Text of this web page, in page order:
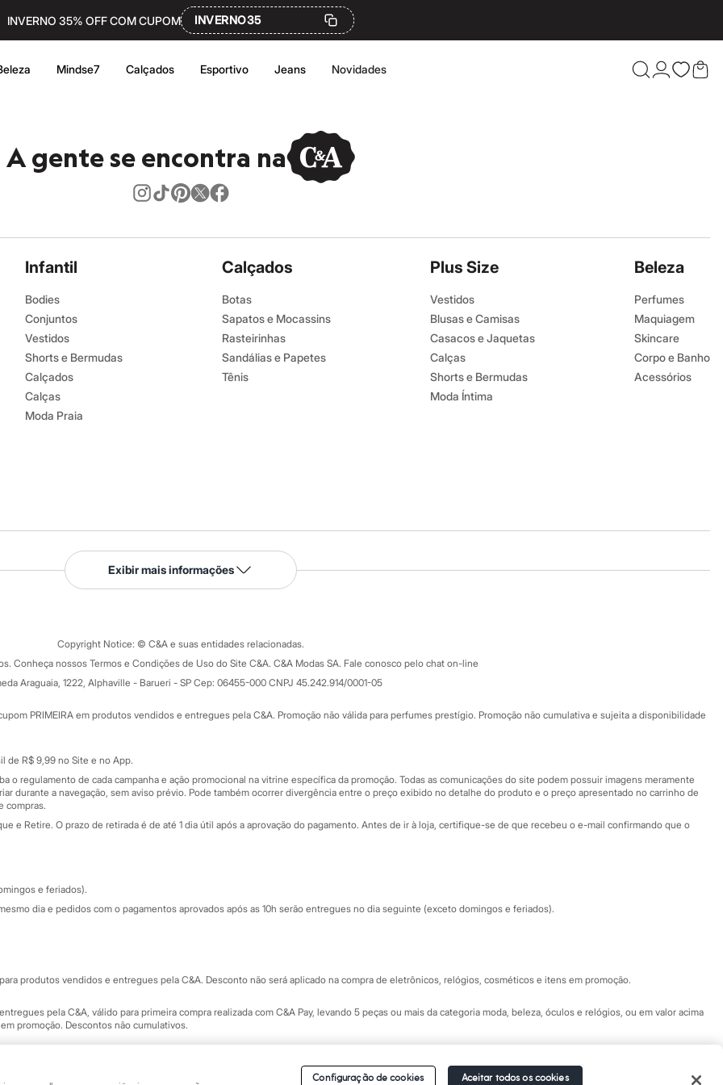
INVERNO 35% OFF COM CUPOM INVERNO35
Mindse7 Calçados Esportivo Jeans Novidades
Confira
A gente se encontra na
Infantil
Bodies
Conjuntos
Vestidos
Shorts e Bermudas
Calçados
Calças
Moda Praia
Calçados
Botas
Sapatos e Mocassins
Rasteirinhas
Sandálias e Papetes
Tênis
Plus Size
Vestidos
Blusas e Camisas
Casacos e Jaquetas
Calças
Shorts e Bermudas
Moda Íntima
Beleza
Perfumes
Maquiagem
Skincare
Corpo e Banho
Acessórios
Serviços
Tipos de serviços
Formas de pagamento
Todas as vantagens
Minha C&A
Cupons de desconto
Atendimento
Fale conosco
Central de ética
Eventos
Exibir mais informações
Copyright Notice: © C&A e suas entidades relacionadas.
Conheça nossos Termos e Condições de Uso do Site C&A. C&A Modas SA. Fale conosco pelo chat on-line
Araguaia, 1222, Alphaville - Barueri - SP Cep: 06455-000 CNPJ 45.242.914/0001-05
PRIMEIRA em produtos vendidos e entregues pela C&A. Promoção não válida para perfumes prestígio. Promoção não cumulativa e sujeita a disponibilidade
de R$ 9,99 no Site e no App.
o regulamento de cada campanha e ação promocional na vitrine específica da promoção. Todas as comunicações do site podem possuir imagens meramente
durante a navegação, sem aviso prévio. Pode também ocorrer divergência entre o preço exibido no detalhe do produto e o preço apresentado no carrinho de
compras.
e Retire. O prazo de retirada é de até 1 dia útil após a aprovação do pagamento. Antes de ir à loja, certifique-se de que recebeu o e-mail confirmando que o
e feriados).
dia e pedidos com o pagamentos aprovados após as 10h serão entregues no dia seguinte (exceto domingos e feriados).
produtos vendidos e entregues pela C&A. Desconto não será aplicado na compra de eletrônicos, relógios, cosméticos e itens em promoção.
pela C&A, válido para primeira compra realizada com C&A Pay, levando 5 peças ou mais da categoria moda, beleza, óculos e relógios, ou em valor acima
promoção. Descontos não cumulativos.
Configuração de cookies Aceitar todos os cookies